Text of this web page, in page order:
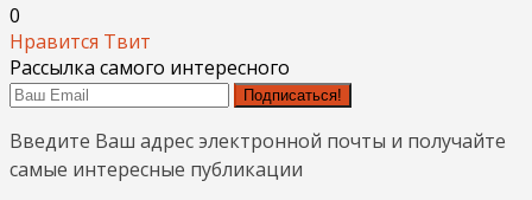
0
Нравится Твит
Рассылка самого интересного
Подписаться!
Введите Ваш адрес электронной почты и получайте
самые интересные публикации